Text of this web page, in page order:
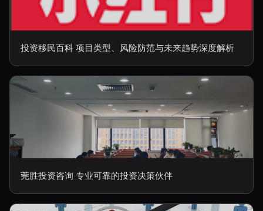
投资移民百科 项目类型、风险防范与未来趋势深度解析
莞胜投资咨询 专业可靠的投资决策伙伴